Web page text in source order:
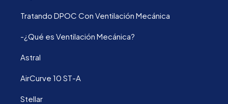
Tratando DPOC Con Ventilación Mecánica
-¿Qué es Ventilación Mecánica?
Astral
AirCurve 10 ST-A
Stellar